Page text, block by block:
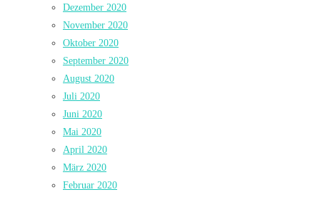
Dezember 2020
November 2020
Oktober 2020
September 2020
August 2020
Juli 2020
Juni 2020
Mai 2020
April 2020
März 2020
Februar 2020